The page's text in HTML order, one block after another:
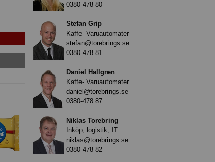
0380-478 80
Stefan Grip
Kaffe- Varuautomater
stefan@torebrings.se
0380-478 81
Daniel Hallgren
Kaffe- Varuautomater
daniel@torebrings.se
0380-478 87
Niklas Torebring
Inköp, logistik, IT
niklas@torebrings.se
0380-478 82